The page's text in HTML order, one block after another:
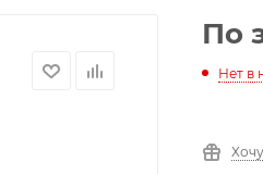
По
Нет в